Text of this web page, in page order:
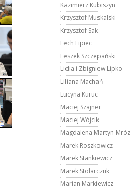
Kazimierz Kubiszyn
Krzysztof Muskalski
Krzysztof Sak
Lech Lipiec
Leszek Szczepański
Lidia i Zbigniew Lipko
Liliana Machań
Lucyna Kuruc
Maciej Szajner
Maciej Wójcik
Magdalena Martyn-Mróz
Marek Roszkowicz
Marek Stankiewicz
Marek Stolarczuk
Marian Markiewicz